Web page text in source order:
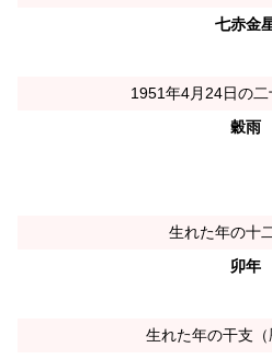
七赤金
1951年4月24日の二
穀雨
生れた年の十
卯年
生れた年の干支（